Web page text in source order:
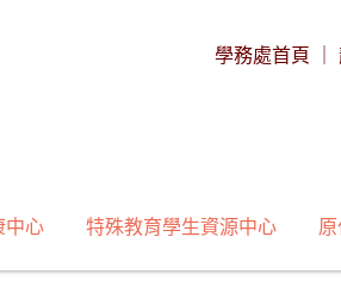
學務處首頁
中心 特殊教育學生資源中心